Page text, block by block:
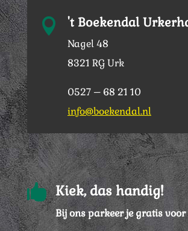
 't Boekendal
Nagel 48
8321 RG Urk
0527 – 68 21 10
info@boekendal.nl
 Kiek, das handig!
Bij ons parkeer je gratis voor